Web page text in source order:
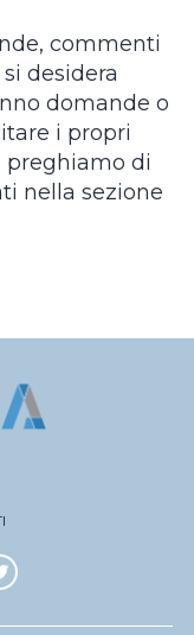
commenti
desidera
domande o
i propri
di
nella sezione